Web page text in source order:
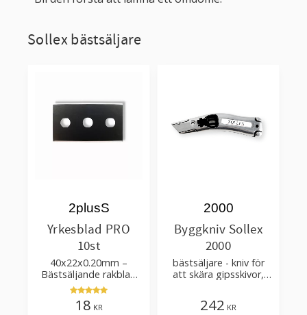
Sollex bästsäljare
Yrkesblad PRO
10st
40x22x0.20mm –
Bästsäljande rakblad
för att skära tapet, tyg,
filt, hobby bruk
2plusS
18 KR
Byggkniv Sollex
2000
bästsäljare - kniv för
att skära gipsskivor,
2000
242 KR